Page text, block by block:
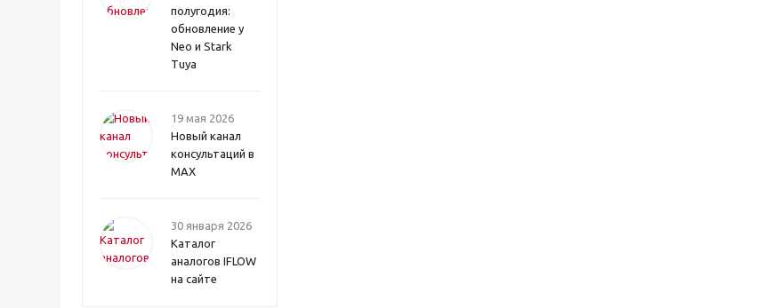
полугодия:
обновление у
Neo и Stark
Tuya
19 мая 2026
Новый канал
консультаций в
MAX
30 января 2026
Каталог
аналогов IFLOW
на сайте